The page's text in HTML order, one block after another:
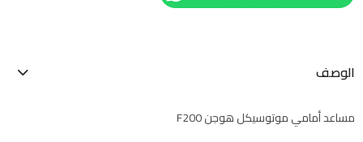
الوصف
مساعد أمامي موتوسيكل هوجن F200